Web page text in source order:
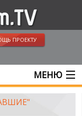
ПРОЕКТУ
МЕНЮ